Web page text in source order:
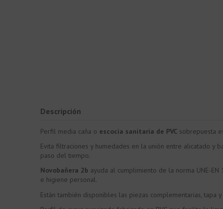
Descripción
Perfil media caña o escocia sanitaria de PVC sobrepuesta
Evita filtraciones y humedades en la unión entre alicatado y
paso del tiempo.
Novobañera 2b ayuda al cumplimiento de la norma UNE-
e higiene personal.
Están también disponibles las piezas complementarias,